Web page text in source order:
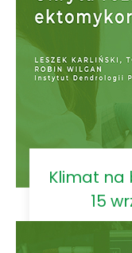
Klimat na
15